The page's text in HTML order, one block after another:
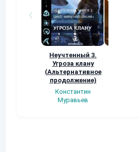
Неучтенный 3.
Угроза клану
(Альтернативное
продолжение)
Константин
Муравьев